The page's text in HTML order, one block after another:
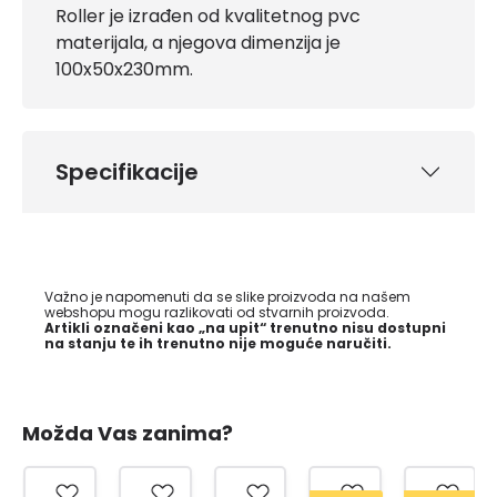
Roller je izrađen od kvalitetnog pvc
materijala, a njegova dimenzija je
100x50x230mm.
Specifikacije
Važno je napomenuti da se slike proizvoda na našem
webshopu mogu razlikovati od stvarnih proizvoda.
Artikli označeni kao „na upit“ trenutno nisu dostupni
na stanju te ih trenutno nije moguće naručiti.
Možda Vas zanima?